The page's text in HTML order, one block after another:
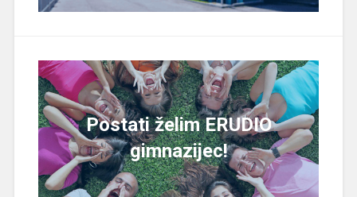
Postati želim ERUDIO
gimnazijec!